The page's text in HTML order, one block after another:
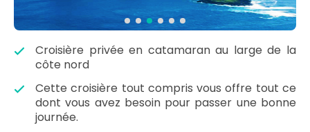
Croisière privée en catamaran au large de la
côte nord
Cette croisière tout compris vous offre tout ce
dont vous avez besoin pour passer une bonne
journée.